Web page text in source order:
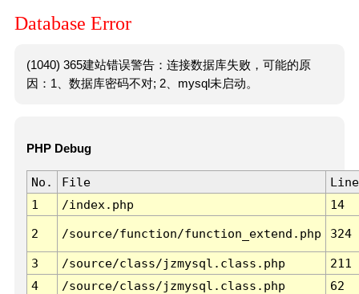
Database Error
(1040) 365建站错误警告：连接数据库失败，可能的原
因：1、数据库密码不对; 2、mysql未启动。
PHP Debug
No. File
Line
1
/index.php 14
2 /source/function/function_extend.php 324
3 /source/class/jzmysql.class.php
211
4
/source/class/jzmysql.class.php
62